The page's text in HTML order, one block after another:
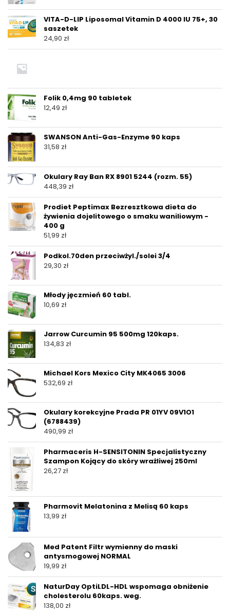
VITA-D-LIP Liposomal Vitamin D 4000 IU 75+, 30
saszetek
24,90 zł
Folik 0,4mg 90 tabletek
12,49 zł
SWANSON Anti-Gas-Enzyme 90 kaps
31,58 zł
Okulary Ray Ban RX 8901 5244 (rozm. 55)
448,39 zł
Prodiet Peptimax Bezresztkowa dieta do
żywienia dojelitowego o smaku waniliowym -
400 g
51,99 zł
Podkol.70den przeciwżyl./solei 3/4
29,30 zł
Młody jęczmień 60 tabl.
10,69 zł
Jarrow Curcumin 95 500mg 120kaps.
134,83 zł
Michael Kors Mexico City MK4065 3006
532,69 zł
Okulary korekcyjne Prada PR 01YV 09V1O1
(6788439)
490,99 zł
Pharmaceris H-SENSITONIN Specjalistyczny
Szampon Kojący do skóry wrażliwej 250ml
26,27 zł
Pharmovit Melatonina z Melisą 60 kaps
13,99 zł
Med Patent Filtr wymienny do maski
antysmogowej NORMAL
19,99 zł
NaturDay OptiLDL-HDL wspomaga obniżenie
cholesterolu 60kaps. weg.
138,00 zł